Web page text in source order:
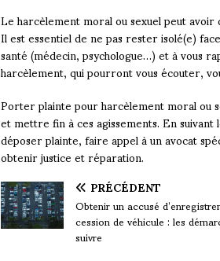
Le harcèlement moral ou sexuel peut
Il est essentiel de ne pas rester isolé(e)
santé (médecin, psychologue…) et à vous
harcèlement, qui pourront vous écouter,
Porter plainte pour harcèlement moral ou
et mettre fin à ces agissements. En
déposer plainte, faire appel à un avocat
obtenir justice et réparation.
PRÉCÉDENT
Obtenir un accusé
cession de véhicule : les
suivre